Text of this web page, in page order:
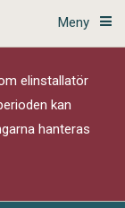
Meny
elinstallatör
kan
hanteras